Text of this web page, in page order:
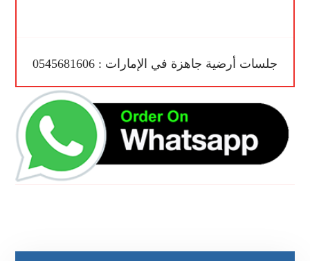
جلسات أرضية جاهزة في الإمارات : 0545681606